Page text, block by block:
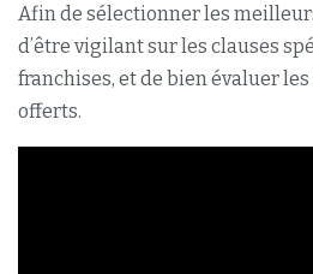
Afin de sélectionner les
d’être vigilant sur les clauses
franchises, et de bien évaluer les
offerts.